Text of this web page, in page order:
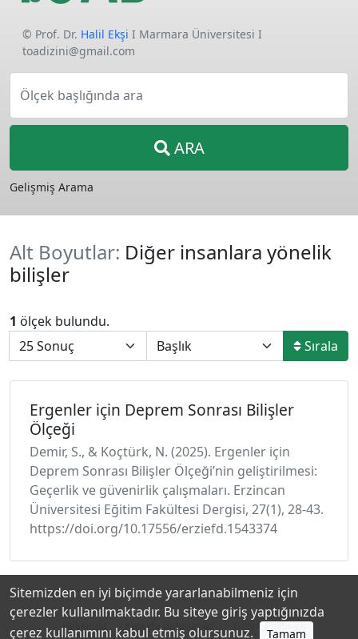
© Prof. Dr. Halil Ekşi I Marmara Üniversitesi I
toadizini@gmail.com
Ölçek başlığında ara
ARA
Gelişmiş Arama
Alt Boyutlar: Diğer insanlara yönelik
bilişler
1 ölçek bulundu.
Sırala
Ergenler için Deprem Sonrası Bilişler
Ölçeği
Demir, S., & Koçtürk, N. (2025). Ergenler için
Deprem Sonrası Bilişler Ölçeği’nin geliştirilmesi:
Geçerlik ve güvenirlik çalışmaları. Erzincan
Üniversitesi Eğitim Fakültesi Dergisi, 27(1), 28-43.
https://doi.org/10.17556/erziefd.1543374
Hakkında Katkıda Bulunanlar Gizlilik Politikası
Sitemizden en iyi biçimde yararlanabilmeniz için
çerezler kullanılmaktadır. Bu siteye giriş yaptığınızda
çerez kullanımını kabul etmiş olursunuz.
Tamam